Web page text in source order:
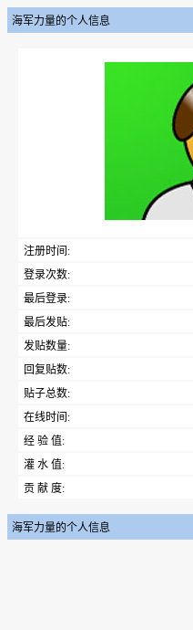
海军力量的个人信息
注册时间:
登录次数:
最后登录:
最后发贴:
发贴数量:
回复贴数:
贴子总数:
在线时间:
经 验 值:
灌 水 值:
贡 献 度:
海军力量的个人信息